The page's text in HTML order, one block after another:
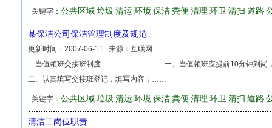
关键字： 公共区域垃圾 清运 环境 保洁粪便 清理 环卫 清扫 道路
某保洁公司保洁管理制度及规范
更新时间： 2007-06-11 来源： 互联网
当值领班交接班制度 一、当值领班应提前10分钟到岗
二、认真填写交接班登记，填写内容：……
关键字： 公共区域垃圾 清运 环境 保洁粪便 清理 环卫 清扫 道路
清洁工岗位职责